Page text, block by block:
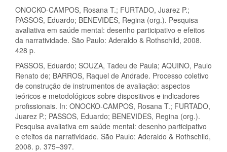
ONOCKO-CAMPOS, Rosana T.; FURTADO, Juarez P.;
PASSOS, Eduardo; BENEVIDES, Regina (org.). Pesquisa
avaliativa em saúde mental: desenho participativo e efeitos
da narratividade. São Paulo: Aderaldo & Rothschild, 2008.
428 p.
PASSOS, Eduardo; SOUZA, Tadeu de Paula; AQUINO, Paulo
Renato de; BARROS, Raquel de Andrade. Processo coletivo
de construção de instrumentos de avaliação: aspectos
teóricos e metodológicos sobre dispositivos e indicadores
profissionais. In: ONOCKO-CAMPOS, Rosana T.; FURTADO,
Juarez P.; PASSOS, Eduardo; BENEVIDES, Regina (org.).
Pesquisa avaliativa em saúde mental: desenho participativo
e efeitos da narratividade. São Paulo: Aderaldo & Rothschild,
2008. p. 375–397.